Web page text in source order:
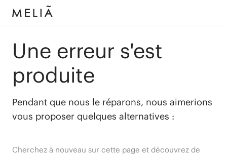
Une erreur s'est
produite
Pendant que nous le réparons, nous aimerions
vous proposer quelques alternatives :
Cherchez à nouveau sur cette page et découvrez de